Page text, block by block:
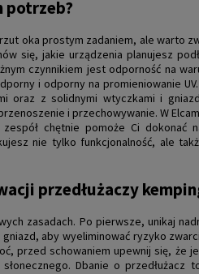
potrzeb?
oka prostym zadaniem, ale warto
się, jakie urządzenia planujesz
czynnikiem jest odporność na
i odporny na promieniowanie
oraz z solidnymi wtyczkami i
i przechowywanie. W
chętnie pomoże Ci dokonać
nie tylko funkcjonalność, ale
przedłużaczy
zasadach. Po pierwsze, unikaj
aby wyeliminować ryzyko
przed schowaniem upewnij się, że
Dbanie o przedłużacz